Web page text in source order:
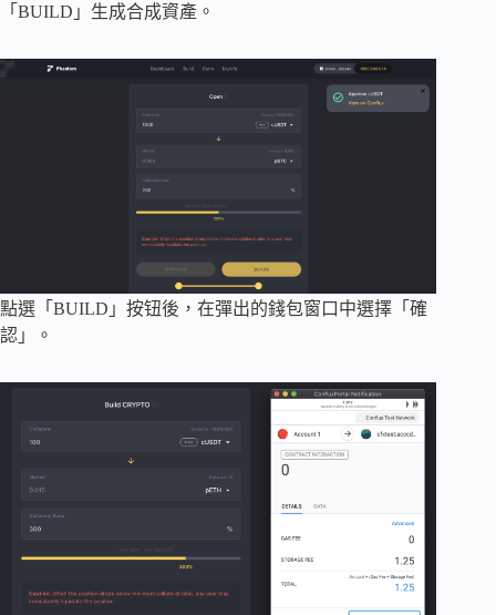
「BUILD」生成合成資產。
點選「BUILD」按钮後，在彈出的錢包窗口中選擇「確
認」。